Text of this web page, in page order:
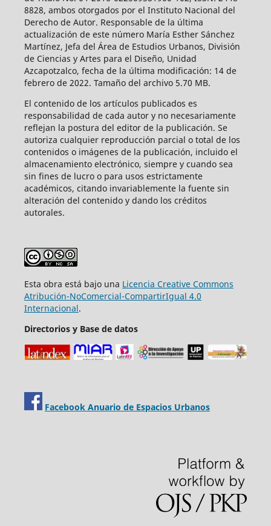
8828, ambos otorgados por el Instituto Nacional del
Derecho de Autor. Responsable de la última
actualización de este número María Esther Sánchez
Martínez, Jefa del Área de Estudios Urbanos, División
de Ciencias y Artes para el Diseño, Unidad
Azcapotzalco, fecha de la última modificación: 14 de
febrero de 2022. Tamaño del archivo 5.70 MB.
El contenido de los artículos publicados es
responsabilidad de cada autor y no necesariamente
reflejan la postura del editor de la publicación. Se
autoriza cualquier reproducción parcial o total de los
contenidos o imágenes de la publicación, incluido el
almacenamiento electrónico, siempre y cuando sea
sin fines de lucro o para usos estrictamente
académicos, citando invariablemente la fuente sin
alteración del contenido y dando los créditos
autorales.
Esta obra está bajo una Licencia Creative Commons
Atribución-NoComercial-CompartirIgual 4.0
Internacional.
Directorios y Base de datos
Facebook Anuario de Espacios Urbanos